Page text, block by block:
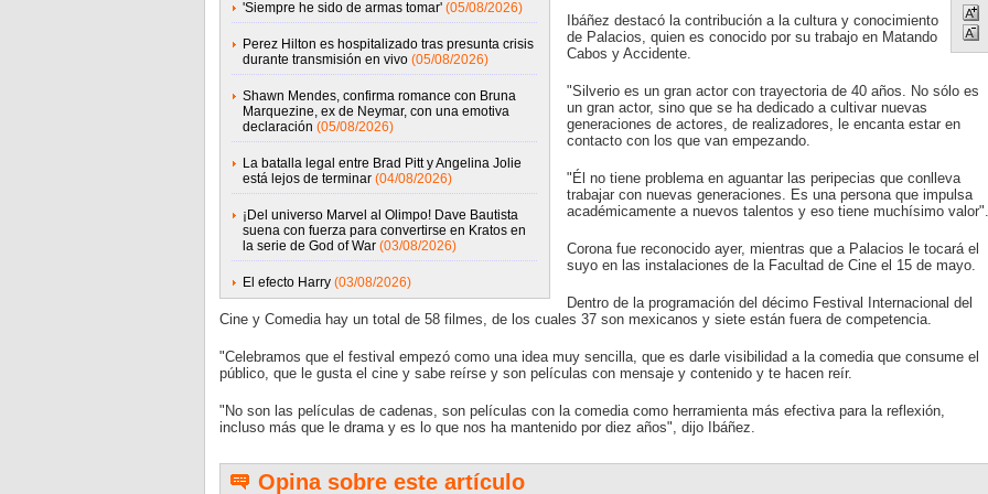
'Siempre he sido de armas tomar' (05/08/2026)
Perez Hilton es hospitalizado tras presunta crisis
durante transmisión en vivo (05/08/2026)
Shawn Mendes, confirma romance con Bruna
Marquezine, ex de Neymar, con una emotiva
declaración (05/08/2026)
La batalla legal entre Brad Pitt y Angelina Jolie
está lejos de terminar (04/08/2026)
¡Del universo Marvel al Olimpo! Dave Bautista
suena con fuerza para convertirse en Kratos en
la serie de God of War (03/08/2026)
El efecto Harry (03/08/2026)
Ibáñez destacó la contribución a la cultura y conocimiento
de Palacios, quien es conocido por su trabajo en Matando
Cabos y Accidente.
"Silverio es un gran actor con trayectoria de 40 años. No sólo es
un gran actor, sino que se ha dedicado a cultivar nuevas
generaciones de actores, de realizadores, le encanta estar en
contacto con los que van empezando.
"Él no tiene problema en aguantar las peripecias que conlleva
trabajar con nuevas generaciones. Es una persona que impulsa
académicamente a nuevos talentos y eso tiene muchísimo valor".
Corona fue reconocido ayer, mientras que a Palacios le tocará el
suyo en las instalaciones de la Facultad de Cine el 15 de mayo.
Dentro de la programación del décimo Festival Internacional del
Cine y Comedia hay un total de 58 filmes, de los cuales 37 son mexicanos y siete están fuera de competencia.
"Celebramos que el festival empezó como una idea muy sencilla, que es darle visibilidad a la comedia que consume el
público, que le gusta el cine y sabe reírse y son películas con mensaje y contenido y te hacen reír.
"No son las películas de cadenas, son películas con la comedia como herramienta más efectiva para la reflexión,
incluso más que le drama y es lo que nos ha mantenido por diez años", dijo Ibáñez.
Opina sobre este artículo